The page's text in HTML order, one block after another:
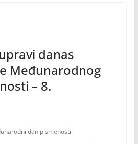
danas
Međunarodnog
– 8.
dan pismenosti